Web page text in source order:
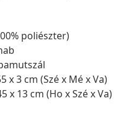
poliészter)
x 3 cm (Szé x Mé x Va)
x 13 cm (Ho x Szé x Va)